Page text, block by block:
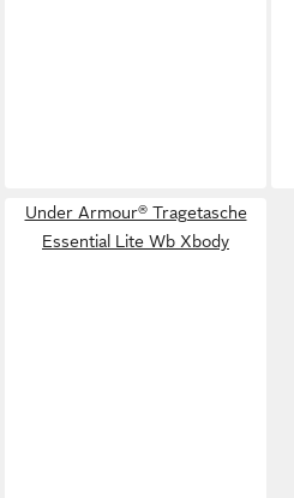
Under Armour® Tragetasche
Essential Lite Wb Xbody